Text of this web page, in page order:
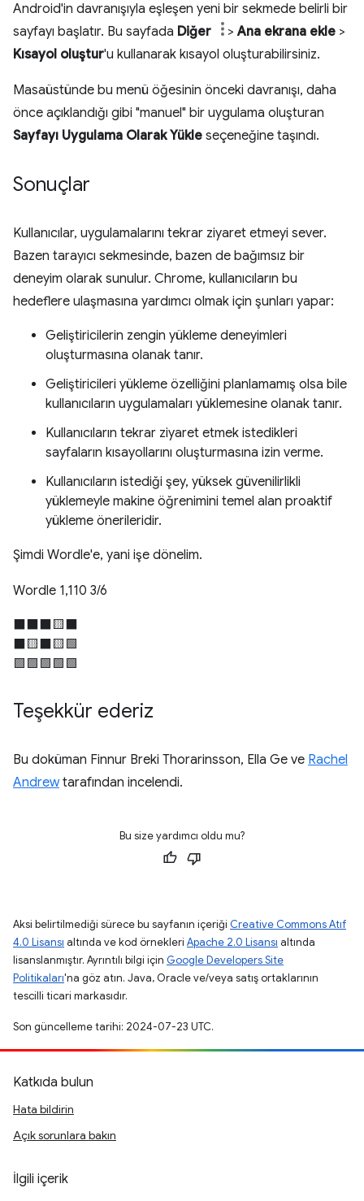
Android'in davranışıyla eşleşen yeni bir sekmede belirli bir
sayfayı başlatır. Bu sayfada Diğer >Ana ekrana ekle >
Kısayol oluştur'u kullanarak kısayol oluşturabilirsiniz.
Masaüstünde bu menü öğesinin önceki davranışı, daha
önce açıklandığı gibi "manuel" bir uygulama oluşturan
Sayfayı Uygulama Olarak Yükle seçeneğine taşındı.
Sonuçlar
Kullanıcılar, uygulamalarını tekrar ziyaret etmeyi sever.
Bazen tarayıcı sekmesinde, bazen de bağımsız bir
deneyim olarak sunulur. Chrome, kullanıcıların bu
hedeflere ulaşmasına yardımcı olmak için şunları yapar:
Geliştiricilerin zengin yükleme deneyimleri
oluşturmasına olanak tanır.
Geliştiricileri yükleme özelliğini planlamamış olsa bile
kullanıcıların uygulamaları yüklemesine olanak tanır.
Kullanıcıların tekrar ziyaret etmek istedikleri
sayfaların kısayollarını oluşturmasına izin verme.
Kullanıcıların istediği şey, yüksek güvenilirlikli
yüklemeyle makine öğrenimini temel alan proaktif
yükleme önerileridir.
Şimdi Wordle'e, yani işe dönelim.
Wordle 1,110 3/6
⬛⬛⬛🟨⬛
⬛🟨⬛🟨🟩
🟩🟩🟩🟩🟩
Teşekkür ederiz
Bu doküman Finnur Breki Thorarinsson, Ella Ge ve Rachel
Andrewtarafından incelendi.
Bu size yardımcı oldu mu?
Aksi belirtilmediği sürece bu sayfanın içeriği Creative Commons Atıf
4.0 Lisansı altında ve kod örnekleri Apache 2.0 Lisansı altında
lisanslanmıştır. Ayrıntılı bilgi için Google Developers Site
Politikaları'na göz atın. Java, Oracle ve/veya satış ortaklarının
tescilli ticari markasıdır.
Son güncelleme tarihi: 2024-07-23 UTC.
Katkıda bulun
Hata bildirin
Açık sorunlara bakın
İlgili içerik